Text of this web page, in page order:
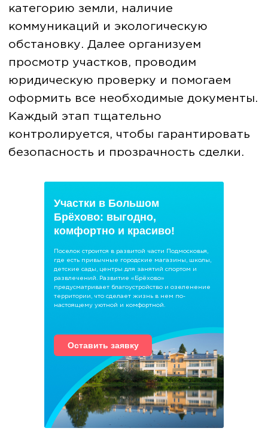
Участки в Большом
Брёхово: выгодно,
комфортно и красиво!
Поселок строится в развитой части Подмосковья,
где есть привычные городские магазины, школы,
детские сады, центры для занятий спортом и
развлечений. Развитие «Брёхово»
предусматривает благоустройство и озеленение
территории, что сделает жизнь в нем по-
настоящему уютной и комфортной.
Оставить заявку